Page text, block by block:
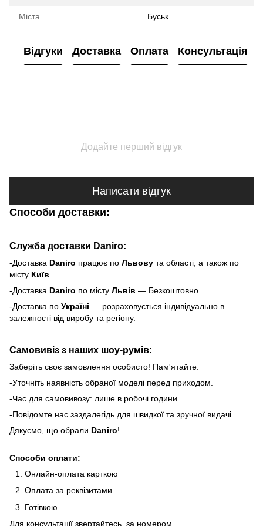
Міста Буськ
Відгуки Доставка Оплата Консультація
Додайте перший відгук
Написати відгук
Способи доставки:
Служба доставки Daniro:
-Доставка Daniro працює по Львову та області, а також по
місту Київ
-Доставка Daniro по місту Львів — Безкоштовно.
-Доставка по Україні — розраховується індивідуально в
залежності від виробу та регіону.
Самовивіз з наших шоу-румів:
Заберіть своє замовлення особисто! Пам'ятайте:
-Уточніть наявність обраної моделі перед приходом.
-Час для самовивозу: лише в робочі години.
-Повідомте нас заздалегідь для швидкої та зручної видачі.
Дякуємо, що обрали Daniro!
Способи оплати:
Онлайн-оплата карткою
Оплата за реквізитами
Готівкою
Для консультації звертайтесь за номером